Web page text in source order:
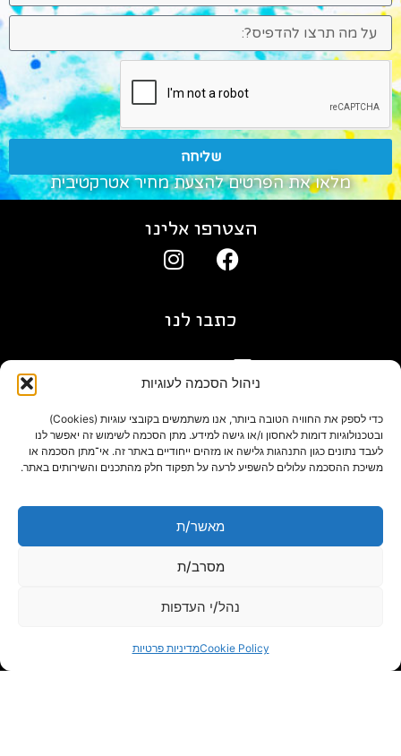
ניהול הסכמה לעוגיות
כדי לספק את החוויה הטובה ביותר, אנו משתמשים בקובצי עוגיות (Cookies)
ובטכנולוגיות דומות לאחסון ו/או גישה למידע. מתן הסכמה לשימוש זה יאפשר לנו
לעבד נתונים כגון התנהגות גלישה או מזהים ייחודיים באתר זה. אי־מתן הסכמה או
משיכת ההסכמה עלולים להשפיע לרעה על תפקוד חלק מהתכנים והשירותים באתר.
מאשר/ת
מסרב/ת
נהל/י העדפות
Cookie Policyמדיניות פרטיות
שליחה
מלאו את הפרטים להצעת מחיר אטרקטיבית
פרטי התקשרות
09-7412718
כתבו לנו
gil@agn.co.il
הצטרפו אלינו